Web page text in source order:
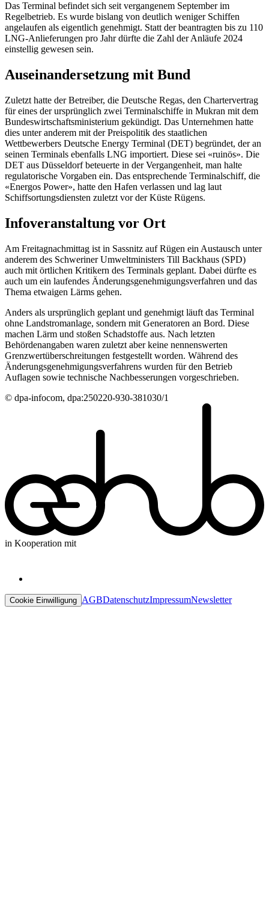
Das Terminal befindet sich seit vergangenem September im
Regelbetrieb. Es wurde bislang von deutlich weniger Schiffen
angelaufen als eigentlich genehmigt. Statt der beantragten bis zu 110
LNG-Anlieferungen pro Jahr dürfte die Zahl der Anläufe 2024
einstellig gewesen sein.
Auseinandersetzung mit Bund
Zuletzt hatte der Betreiber, die Deutsche Regas, den Chartervertrag
für eines der ursprünglich zwei Terminalschiffe in Mukran mit dem
Bundeswirtschaftsministerium gekündigt. Das Unternehmen hatte
dies unter anderem mit der Preispolitik des staatlichen
Wettbewerbers Deutsche Energy Terminal (DET) begründet, der an
seinen Terminals ebenfalls LNG importiert. Diese sei «ruinös». Die
DET aus Düsseldorf beteuerte in der Vergangenheit, man halte
regulatorische Vorgaben ein. Das entsprechende Terminalschiff, die
«Energos Power», hatte den Hafen verlassen und lag laut
Schiffsortungsdiensten zuletzt vor der Küste Rügens.
Infoveranstaltung vor Ort
Am Freitagnachmittag ist in Sassnitz auf Rügen ein Austausch unter
anderem des Schweriner Umweltministers Till Backhaus (SPD)
auch mit örtlichen Kritikern des Terminals geplant. Dabei dürfte es
auch um ein laufendes Änderungsgenehmigungsverfahren und das
Thema etwaigen Lärms gehen.
Anders als ursprünglich geplant und genehmigt läuft das Terminal
ohne Landstromanlage, sondern mit Generatoren an Bord. Diese
machen Lärm und stoßen Schadstoffe aus. Nach letzten
Behördenangaben waren zuletzt aber keine nennenswerten
Grenzwertüberschreitungen festgestellt worden. Während des
Änderungsgenehmigungsverfahrens wurden für den Betrieb
Auflagen sowie technische Nachbesserungen vorgeschrieben.
© dpa-infocom, dpa:250220-930-381030/1
in Kooperation mit
Cookie Einwilligung AGBDatenschutzImpressumNewsletter